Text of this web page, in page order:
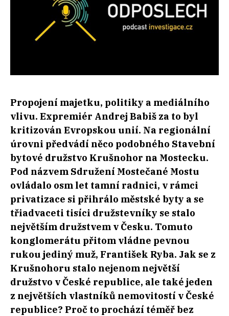
Propojení majetku, politiky a mediálního
vlivu. Expremiér Andrej Babiš za to byl
kritizován Evropskou unií. Na regionální
úrovni předvádí něco podobného Stavební
bytové družstvo Krušnohor na Mostecku.
Pod názvem Sdružení Mostečané Mostu
ovládalo osm let tamní radnici, v rámci
privatizace si přihrálo městské byty a se
třiadvaceti tisíci družstevníky se stalo
největším družstvem v Česku. Tomuto
konglomerátu přitom vládne pevnou
rukou jediný muž, František Ryba. Jak se z
Krušnohoru stalo nejenom největší
družstvo v České republice, ale také jeden
z největších vlastníků nemovitostí v České
republice? Proč to prochází téměř bez